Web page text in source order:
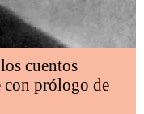
cuentos
con prólogo de